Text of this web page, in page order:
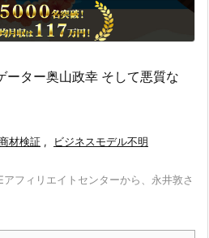
ーター奥山政幸 そして悪質な
材検証 , ビジネスモデル不明
フィリエイトセンターから、永井敦さ